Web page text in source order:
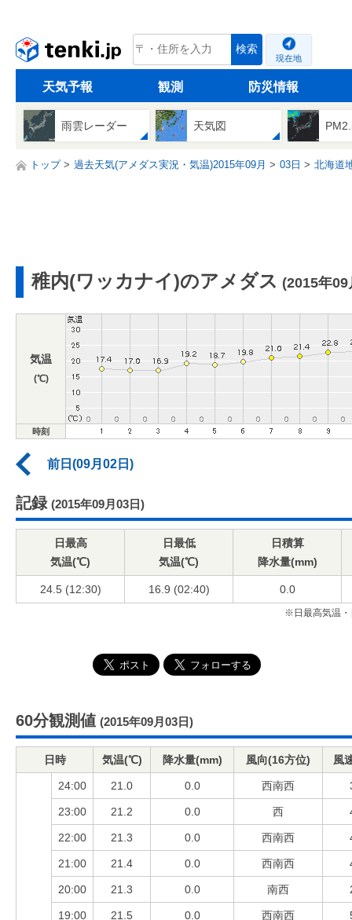
tenki.jp 検索
現在地
天気予報 観測 防災情報
雨雲レーダー 天気図
トップ 過去天気(アメダス実況・気温)2015年09月 03日 北海道
稚内(ワッカナイ)のアメダス (2015年09
気温
(℃)
時刻
前日(09月02日)
記録 (2015年09月03日)
日最高
気温(℃)
日最低
気温(℃)
日積算
降水量(mm)
24.5 (12:30) 16.9 (02:40) 0.0
※日最高気温・
60分観測値 (2015年09月03日)
日時 気温(℃) 降水量(mm) 風向(16方位) 風
24:00 21.0 0.0 西南西
23:00 21.2 0.0 西
22:00 21.3 0.0 西南西
21:00 21.4 0.0 西南西
20:00 21.3 0.0 南西
19:00 21.5 0.0 西南西